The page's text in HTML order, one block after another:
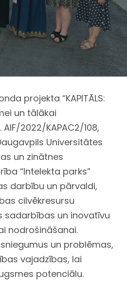
projekta “KAPITĀLS:
un tālākai
2022/KAPAC2/108,
Universitātes
un zinātnes
“Intelekta parks”
darbību un pārvaldi,
cilvēkresursu
sadarbības un inovatīvu
nodrošināšanai.
un problēmas,
vajadzības, lai
potenciālu.